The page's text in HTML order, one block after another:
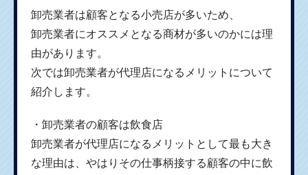
卸売業者は顧客となる小売店が多いため、
卸売業者にオススメとなる商材が多いのかには理
由があります。
次では卸売業者が代理店になるメリットについて
紹介します。
・卸売業者の顧客は飲食店
卸売業者が代理店になるメリットとして最も大き
な理由は、やはりその仕事柄接する顧客の中に飲